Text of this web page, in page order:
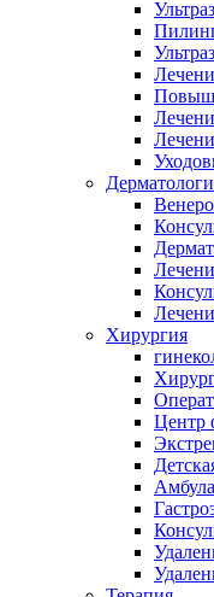
Хирургия
Центр